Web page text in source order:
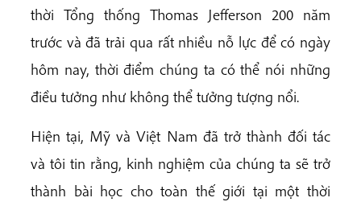
thời Tổng thống Thomas Jefferson 200 năm
trước và đã trải qua rất nhiều nỗ lực để có ngày
hôm nay, thời điểm chúng ta có thể nói những
điều tưởng như không thể tưởng tượng nổi.
Hiện tại, Mỹ và Việt Nam đã trở thành đối tác
và tôi tin rằng, kinh nghiệm của chúng ta sẽ trở
thành bài học cho toàn thế giới tại một thời